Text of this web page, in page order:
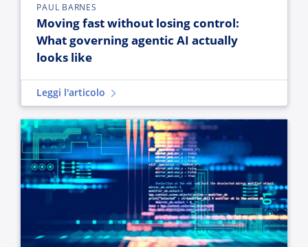
PAUL BARNES
Moving fast without losing control:
What governing agentic AI actually
looks like
Leggi l'articolo
AI agents are new hires: Why onboarding matters